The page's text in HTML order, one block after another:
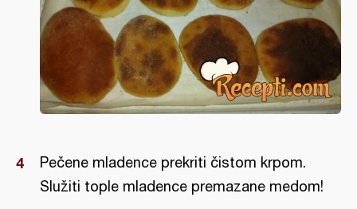
Pečene mladence prekriti čistom krpom.
Služiti tople mladence premazane medom!